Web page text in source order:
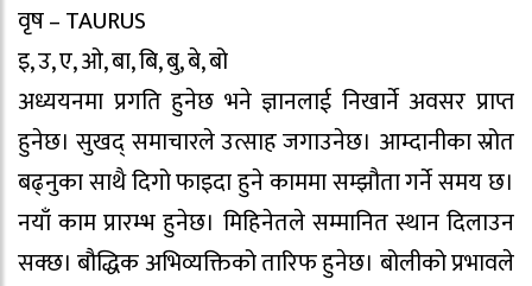
वृष – TAURUS
इ, उ, ए, ओ, बा, बि, बु, बे, बो
अध्ययनमा प्रगति हुनेछ भने ज्ञानलाई निखार्ने अवसर प्राप्त
हुनेछ। सुखद् समाचारले उत्साह जगाउनेछ। आम्दानीका स्रोत
बढ्नुका साथै दिगो फाइदा हुने काममा सम्झौता गर्ने समय छ।
नयाँ काम प्रारम्भ हुनेछ। मिहिनेतले सम्मानित स्थान दिलाउन
सक्छ। बौद्धिक अभिव्यक्तिको तारिफ हुनेछ। बोलीको प्रभावले